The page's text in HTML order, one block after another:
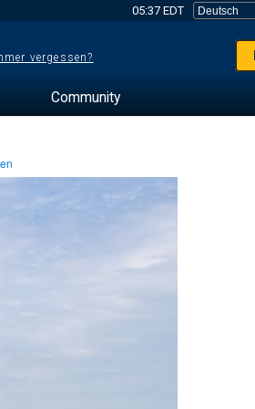
05:37 EDT
vergessen?
Community